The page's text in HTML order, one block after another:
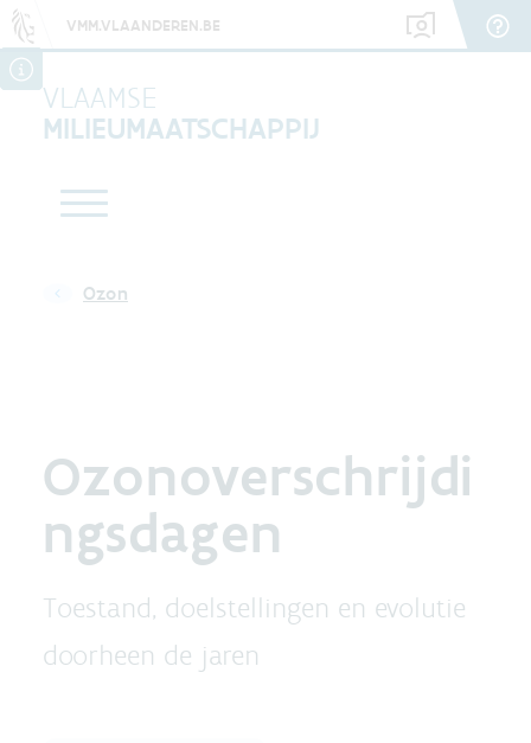
VMM.VLAANDEREN.BE
VLAAMSE
MILIEUMAATSCHAPPIJ
Ozon
Ozonoverschrijdi
ngsdagen
Toestand, doelstellingen en evolutie
doorheen de jaren